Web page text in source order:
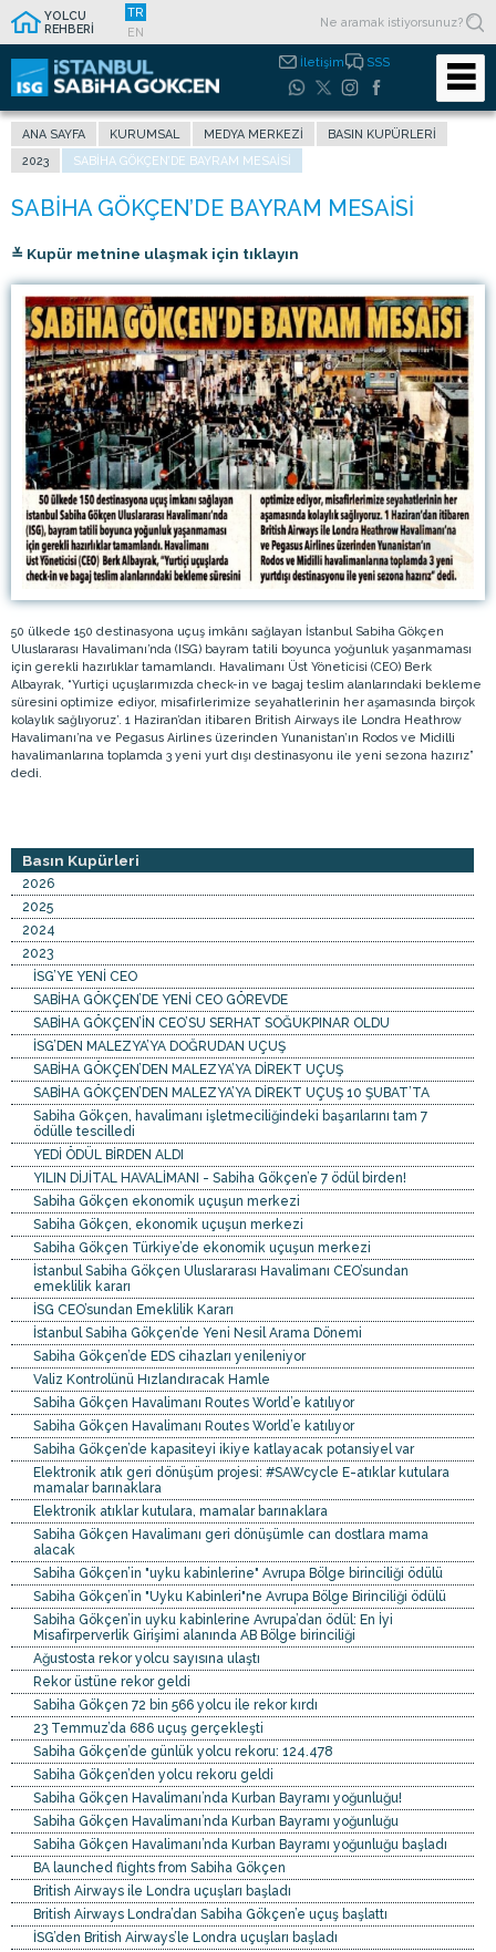
YOLCU
REHBERİ
TR
EN
İletişim SSS
ANA SAYFA KURUMSAL MEDYA MERKEZI
BASIN KUPÜRLERI
2023
SABIHA GÖKÇEN’DE BAYRAM MESAISI
≚ Kupür metnine ulaşmak için tıklayın
50 ülkede 150 destinasyona uçuş imkânı sağlayan İstanbul Sabiha Gökçen
Uluslararası Havalimanı’nda (ISG) bayram tatili boyunca yoğunluk yaşanmaması
için gerekli hazırlıklar tamamlandı. Havalimanı Üst Yöneticisi (CEO) Berk
Albayrak, “Yurtiçi uçuşlarımızda check-in ve bagaj teslim alanlarındaki bekleme
süresini optimize ediyor, misafirlerimize seyahatlerinin her aşamasında birçok
kolaylık sağlıyoruz’. 1 Haziran’dan itibaren British Airways ile Londra Heathrow
Havalimanı’na ve Pegasus Airlines üzerinden Yunanistan’ın Rodos ve Midilli
havalimanlarına toplamda 3 yeni yurt dışı destinasyonu ile yeni sezona hazırız”
dedi.
Basın Kupürleri
2026
2025
2024
2023
İSG’YE YENİ CEO
SABİHA GÖKÇEN’DE YENİ CEO GÖREVDE
SABİHA GÖKÇEN’İN CEO’SU SERHAT SOĞUKPINAR OLDU
İSG’DEN MALEZYA’YA DOĞRUDAN UÇUŞ
SABİHA GÖKÇEN’DEN MALEZYA’YA DİREKT UÇUŞ
SABİHA GÖKÇEN’DEN MALEZYA’YA DİREKT UÇUŞ 10 ŞUBAT’TA
Sabiha Gökçen, havalimanı işletmeciliğindeki başarılarını tam 7
ödülle tescilledi
YEDİ ÖDÜL BİRDEN ALDI
YILIN DİJİTAL HAVALİMANI - Sabiha Gökçen’e 7 ödül birden!
Sabiha Gökçen ekonomik uçuşun merkezi
Sabiha Gökçen, ekonomik uçuşun merkezi
Sabiha Gökçen Türkiye’de ekonomik uçuşun merkezi
İstanbul Sabiha Gökçen Uluslararası Havalimanı CEO’sundan
emeklilik kararı
İSG CEO’sundan Emeklilik Kararı
İstanbul Sabiha Gökçen’de Yeni Nesil Arama Dönemi
Sabiha Gökçen’de EDS cihazları yenileniyor
Valiz Kontrolünü Hızlandıracak Hamle
Sabiha Gökçen Havalimanı Routes World’e katılıyor
Sabiha Gökçen Havalimanı Routes World’e katılıyor
Sabiha Gökçen’de kapasiteyi ikiye katlayacak potansiyel var
Elektronik atık geri dönüşüm projesi: #SAWcycle E-atıklar kutulara
mamalar barınaklara
Elektronik atıklar kutulara, mamalar barınaklara
Sabiha Gökçen Havalimanı geri dönüşümle can dostlara mama
alacak
Sabiha Gökçen’in "uyku kabinlerine" Avrupa Bölge birinciliği ödülü
Sabiha Gökçen’in "Uyku Kabinleri"ne Avrupa Bölge Birinciliği ödülü
Sabiha Gökçen’in uyku kabinlerine Avrupa’dan ödül: En İyi
Misafirperverlik Girişimi alanında AB Bölge birinciliği
Ağustosta rekor yolcu sayısına ulaştı
Rekor üstüne rekor geldi
Sabiha Gökçen 72 bin 566 yolcu ile rekor kırdı
23 Temmuz’da 686 uçuş gerçekleşti
Sabiha Gökçen’de günlük yolcu rekoru: 124.478
Sabiha Gökçen’den yolcu rekoru geldi
Sabiha Gökçen Havalimanı’nda Kurban Bayramı yoğunluğu!
Sabiha Gökçen Havalimanı’nda Kurban Bayramı yoğunluğu
Sabiha Gökçen Havalimanı’nda Kurban Bayramı yoğunluğu başladı
BA launched flights from Sabiha Gökçen
British Airways ile Londra uçuşları başladı
British Airways Londra’dan Sabiha Gökçen’e uçuş başlattı
İSG’den British Airways’le Londra uçuşları başladı